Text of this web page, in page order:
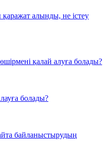
алынды, не істеу
қалай алуға болады?
болады?
байланыстырудың